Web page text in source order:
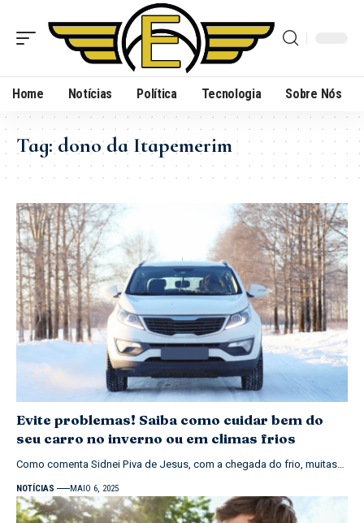
Home Notícias Política Tecnologia Sobre Nós
Tag:dono da Itapemerim
Evite problemas! Saiba como cuidar bem do
seu carro no inverno ou em climas frios
Como comenta Sidnei Piva de Jesus, com a chegada do frio, muitas…
NOTÍCIAS MAIO 6, 2025